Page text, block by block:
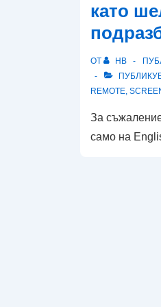
като
ОТ HB
REMOTE,
За
само на